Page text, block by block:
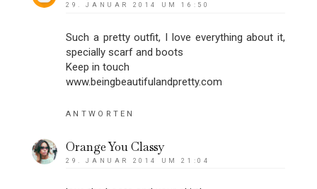
29. JANUAR 2014 UM 16:50
Such a pretty outfit, I love everything about it,
specially scarf and boots
Keep in touch
www.beingbeautifulandpretty.com
ANTWORTEN
Orange You Classy
29. JANUAR 2014 UM 21:04